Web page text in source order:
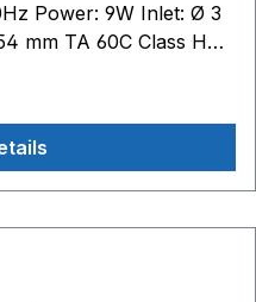
Power: 9W Inlet: Ø 3
mm TA 60C Class H